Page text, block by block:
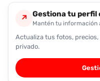
Favoritos
Pronto
podrás
↗ Gestiona tu perfil
Mantén tu información
Actualiza tus fotos,
privado.